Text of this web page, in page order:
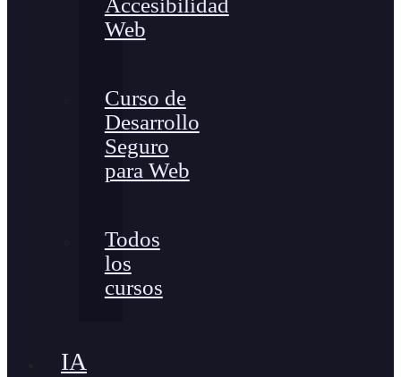
Accesibilidad
Web
Curso de
Desarrollo
Seguro
para Web
Todos
los
cursos
IA